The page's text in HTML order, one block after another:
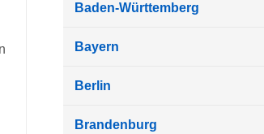
Baden-Württemberg
Bayern
Berlin
Brandenburg